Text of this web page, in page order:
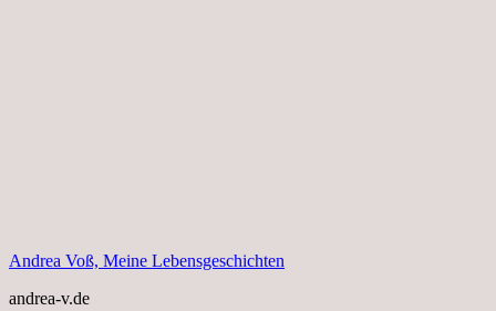
Andrea Voß, Meine Lebensgeschichten
andrea-v.de